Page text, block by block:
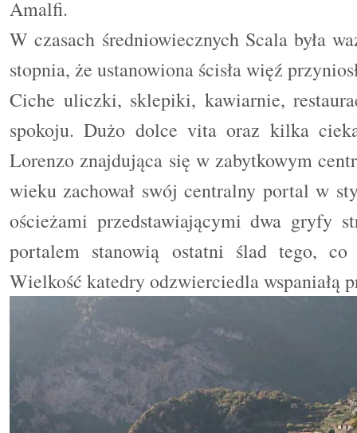
Amalfi.
W czasach średniowiecznych Scala była
stopnia, że ustanowiona ścisła więź
Ciche uliczki, sklepiki, kawiarnie,
spokoju. Dużo dolce vita oraz kilka
Lorenzo znajdująca się w zabytkowym
wieku zachował swój centralny portal w
ościeżami przedstawiającymi dwa gryfy
portalem stanowią ostatni ślad tego, co
Wielkość katedry odzwierciedla wspaniałą